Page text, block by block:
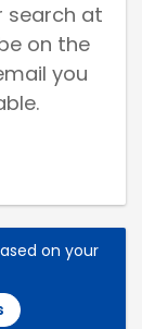
search at
on the
you
on your